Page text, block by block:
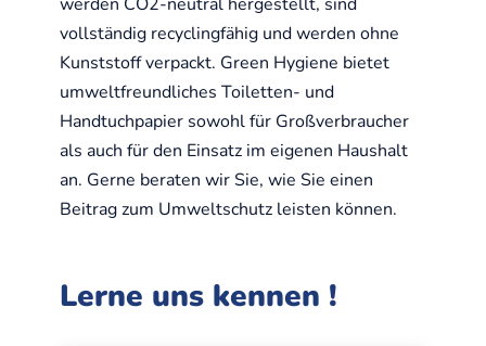
vollständig recyclingfähig und werden ohne
Kunststoff verpackt. Green Hygiene bietet
umweltfreundliches Toiletten- und
Handtuchpapier sowohl für Großverbraucher
als auch für den Einsatz im eigenen Haushalt
an. Gerne beraten wir Sie, wie Sie einen
Beitrag zum Umweltschutz leisten können.
Lerne uns kennen !